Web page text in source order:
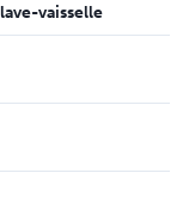
vaisselle